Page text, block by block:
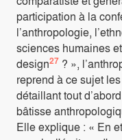
participation à la
l’anthropologie,
sciences humaines
design27 ? »,
reprend à ce sujet
détaillant tout
bâtisse
Elle explique : « En